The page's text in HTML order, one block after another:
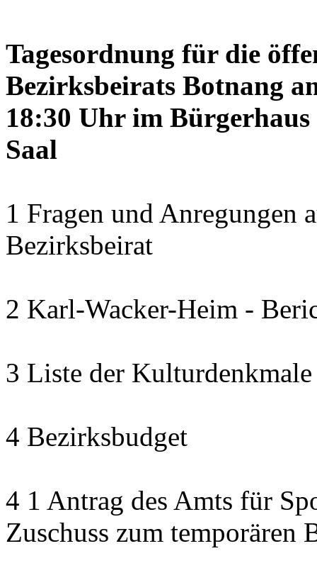
Tagesordnung für die
Bezirksbeirats Botnang
18:30 Uhr im
Saal
1 Fragen und Anregungen
Bezirksbeirat
2 Karl-Wacker-Heim -
3 Liste der
4 Bezirksbudget
4 1 Antrag des Amts für
Zuschuss zum temporären